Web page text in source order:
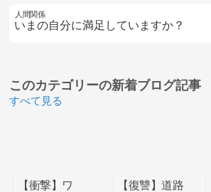
人間関係
いまの自分に満足していますか？
このカテゴリーの新着ブログ記事
すべて見る
【衝撃】ワ
【復讐】道路